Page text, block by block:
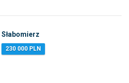
Słabomierz
230 000 PLN